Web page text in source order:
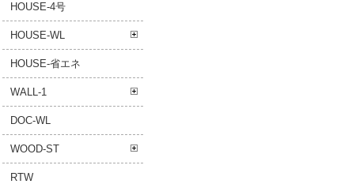
HOUSE-4号
HOUSE-WL
HOUSE-省エネ
WALL-1
DOC-WL
WOOD-ST
RTW